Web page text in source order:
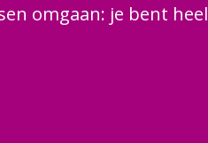
omgaan: je bent heel